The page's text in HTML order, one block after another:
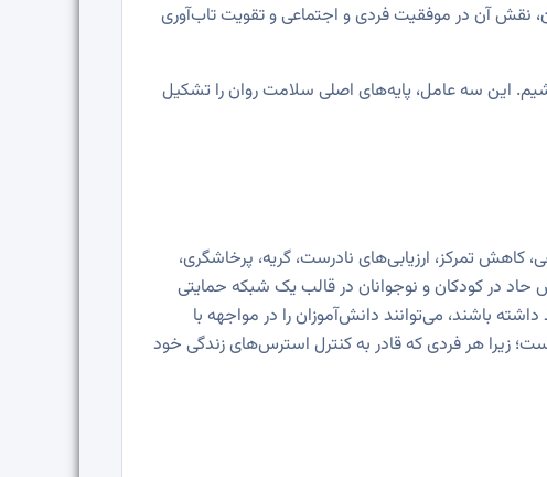
نقش آن در موفقیت فردی و اجتماعی و تقویت تاب‌آوری
این سه عامل، پایه‌های اصلی سلامت روان را تشکیل
کاهش تمرکز، ارزیابی‌های نادرست، گریه، پرخاشگری،
در کودکان و نوجوانان در قالب یک شبکه حمایتی
باشند، می‌توانند دانش‌آموزان را در مواجهه با
زیرا هر فردی که قادر به کنترل استرس‌های زندگی خود